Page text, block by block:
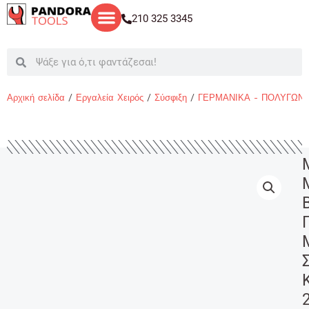
Μετάβαση
στο
210 325 3345
SearchSearch
Αρχική σελίδα / Εργαλεία Χειρός / Σύσφιξη / ΓΕΡΜΑΝΙΚΑ -